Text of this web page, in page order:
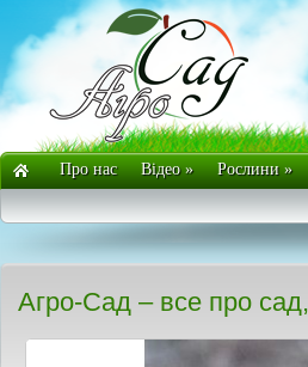
Про нас Відео» Рослини»
Агро-Сад – все про